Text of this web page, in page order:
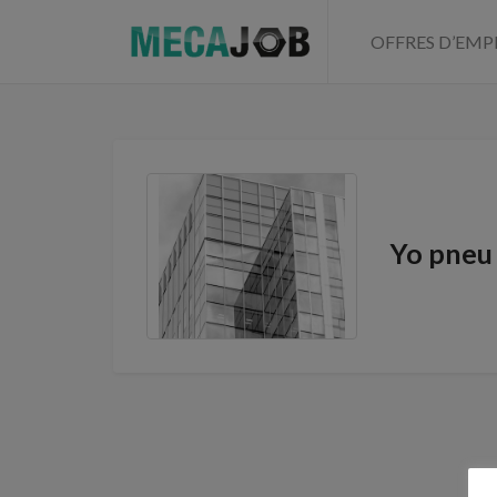
OFFRES
Yo pneu